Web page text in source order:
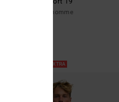
Bermuda Marron homme
VENTE FLASH 25% EXTRA